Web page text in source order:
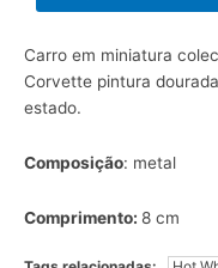
Carro em miniatura
Corvette pintura
estado.
Composição: metal
Comprimento: 8 cm